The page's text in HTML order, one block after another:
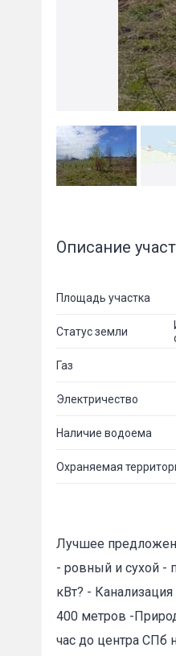
Описание
Площадь участка
Статус земли
Газ
Электричество
Наличие водоема
Охраняемая
Лучшее
- ровный и сухой -
кВт? -
400 метров -
час до центра СПб